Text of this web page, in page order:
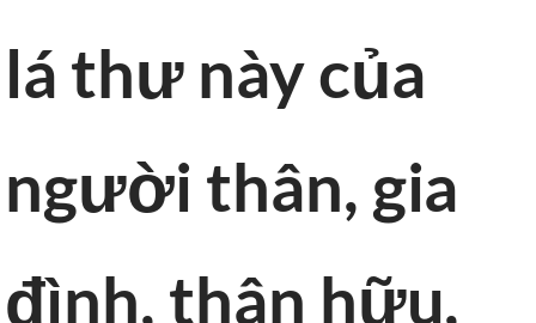
lá thư này của
người thân, gia
đình, thân hữu,